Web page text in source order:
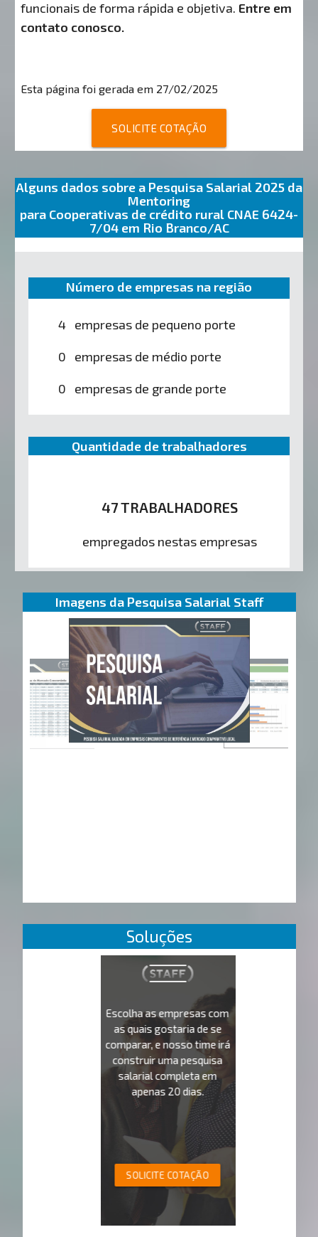
funcionais de forma rápida e objetiva. Entre em
contato conosco.
Esta página foi gerada em 27/02/2025
SOLICITE COTAÇÃO
Alguns dados sobre a Pesquisa Salarial 2025 da
Mentoring
para Cooperativas de crédito rural CNAE 6424-
7/04 em Rio Branco/AC
Número de empresas na região
4 empresas de pequeno porte
0 empresas de médio porte
0 empresas de grande porte
Quantidade de trabalhadores
47 TRABALHADORES
empregados nestas empresas
Imagens da Pesquisa Salarial Staff
Soluções
Escolha as empresas com
as quais gostaria de se
comparar, e nosso time irá
construir uma pesquisa
salarial completa em
apenas 20 dias.
SOLICITE COTAÇÃO